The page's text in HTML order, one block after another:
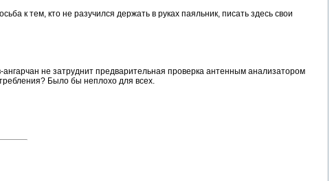
к тем, кто не разучился держать в руках паяльник, писать здесь свои
не затруднит предварительная проверка антенным анализатором
Было бы неплохо для всех.